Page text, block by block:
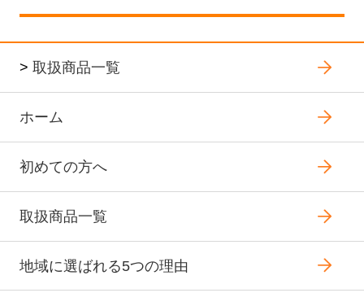
> 取扱商品一覧
ホーム
初めての方へ
取扱商品一覧
地域に選ばれる5つの理由